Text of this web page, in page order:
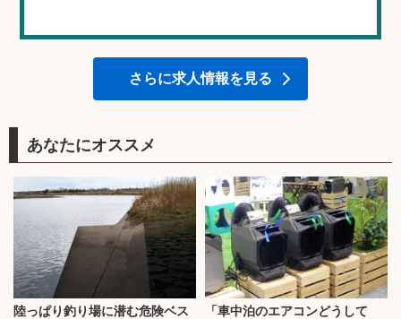
さらに求人情報を見る
あなたにオススメ
陸っぱり釣り場に潜む危険ベス
「車中泊のエアコンどうして